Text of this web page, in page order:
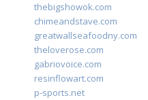
thebigshowok.com
chimeandstave.com
greatwallseafoodny.com
theloverose.com
gabriovoice.com
resinflowart.com
p-sports.net